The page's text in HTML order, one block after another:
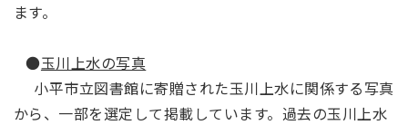
ます。
●玉川上水の写真
小平市立図書館に寄贈された玉川上水に関係する写真
から、一部を選定して掲載しています。過去の玉川上水